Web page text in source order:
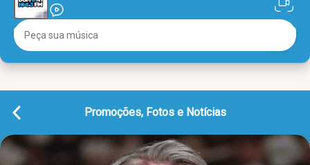
Promoções, Fotos e Notícias